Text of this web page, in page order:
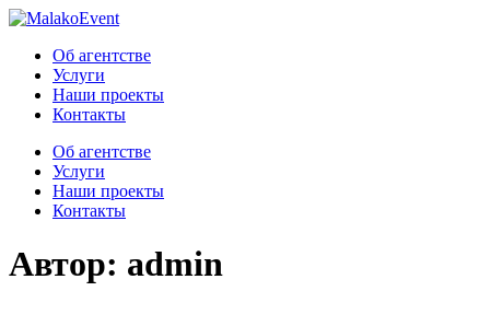
Об агентстве
Услуги
Наши проекты
Контакты
Об агентстве
Услуги
Наши проекты
Контакты
Автор: admin